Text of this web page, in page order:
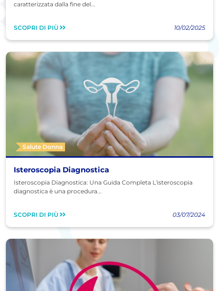
caratterizzata dalla fine del...
SCOPRI DI PIÙ 10/02/2025
Salute Donna
Isteroscopia Diagnostica
Isteroscopia Diagnostica: Una Guida Completa L'isteroscopia
diagnostica è una procedura...
SCOPRI DI PIÙ 03/07/2024